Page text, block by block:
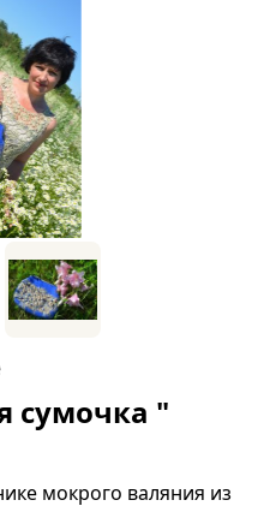
сумочка "
мокрого валяния из